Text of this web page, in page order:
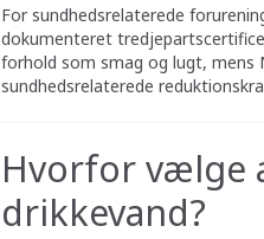
For sundhedsrelaterede
dokumenteret
forhold som smag og lugt, mens
sundhedsrelaterede
Hvorfor vælge
drikkevand?